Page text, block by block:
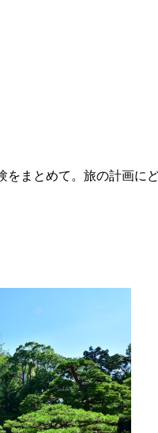
まとめて。旅の計画にど